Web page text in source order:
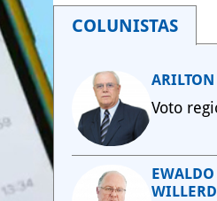
COLUNISTAS
Voto
EWALDO